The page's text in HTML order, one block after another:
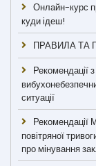
Онлайн-курс
куди ідеш!
ПРАВИЛА ТА
Рекомендації
ситуації
Рекомендації
повітряної
про мінування